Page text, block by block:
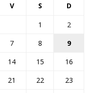
V S D
1
2
7 8
9
14 15
16
21 22
23